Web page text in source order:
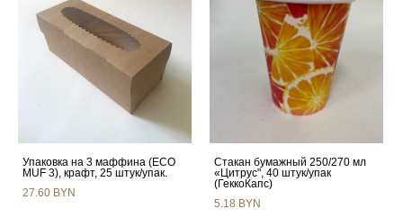
Упаковка на 3 маффина (ECO
MUF 3), крафт, 25 штук/упак.
27.60 BYN
Стакан бумажный 250/270 мл
«Цитрус", 40 штук/упак
(ГеккоКапс)
5.18 BYN